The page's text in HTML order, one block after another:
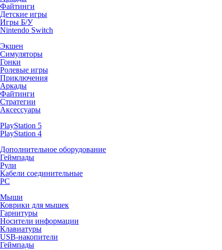
Файтинги
Детские игры
Игры Б/У
Nintendo Switch
Экшен
Симуляторы
Гонки
Ролевые игры
Приключения
Аркады
Файтинги
Стратегии
Аксессуары
PlayStation 5
PlayStation 4
Дополнительное оборудование
Геймпады
Рули
Кабели соединительные
PC
Мыши
Коврики для мышек
Гарнитуры
Носители информации
Клавиатуры
USB-накопители
Геймпады